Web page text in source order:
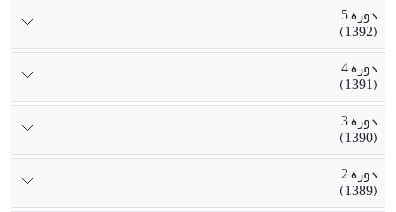
دوره 5
(1392)
دوره 4
(1391)
دوره 3
(1390)
دوره 2
(1389)